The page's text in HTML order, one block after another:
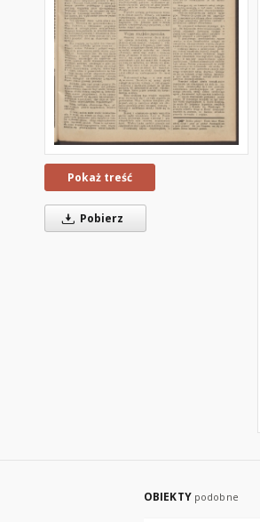
Pokaż treść
Pobierz
OBIEKTY podobne